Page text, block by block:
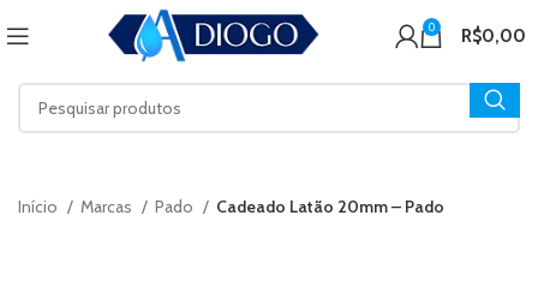
0 R$0,00
Início Marcas Pado Cadeado Latão 20mm – Pado